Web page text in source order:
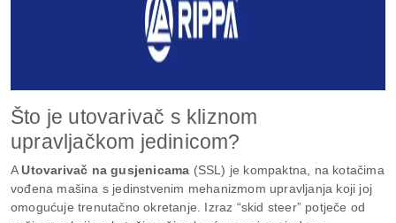
Što je utovarivač s kliznom
upravljačkom jedinicom?
AUtovarivač na gusjenicama (SSL) je kompaktna, na kotačima
vođena mašina s jedinstvenim mehanizmom upravljanja koji joj
omogućuje trenutačno okretanje. Izraz “skid steer” potječe od